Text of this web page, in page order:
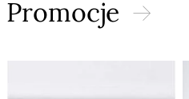
Promocje